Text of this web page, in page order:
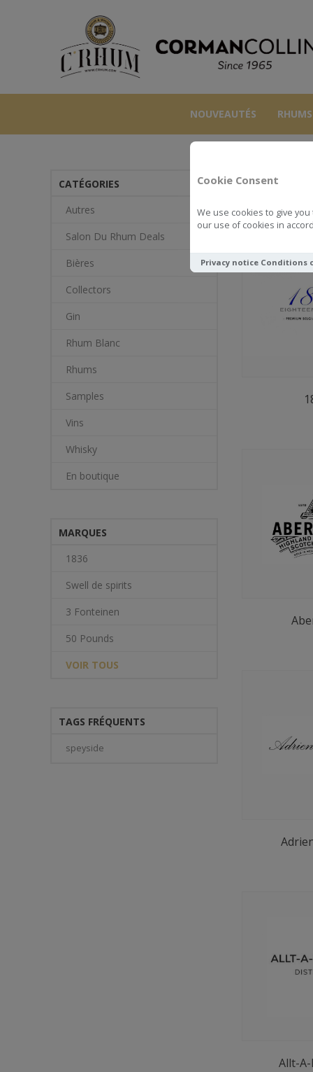
Cookie Consent
We use cookies to give
our use of cookies in
Privacy notice Conditions
NOUVEAUTÉS RHUMS
Allt-
CATÉGORIES
Autres
Salon Du Rhum Deals
Bières
Collectors
Gin
Rhum Blanc
Rhums
Samples
Vins
Whisky
En boutique
MARQUES
1836
Swell de spirits
3 Fonteinen
50 Pounds
VOIR TOUS
TAGS FRÉQUENTS
speyside